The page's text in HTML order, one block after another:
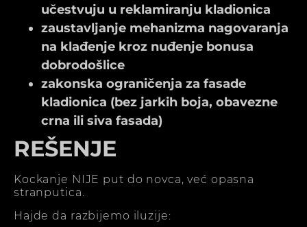
učestvuju u reklamiranju kladionica
zaustavljanje mehanizma nagovaranja
na klađenje kroz nuđenje bonusa
dobrodošlice
zakonska ograničenja za fasade
kladionica (bez jarkih boja, obavezne
crna ili siva fasada)
REŠENJE
Kockanje NIJE put do novca, već opasna
stranputica.
Hajde da razbijemo iluzije: